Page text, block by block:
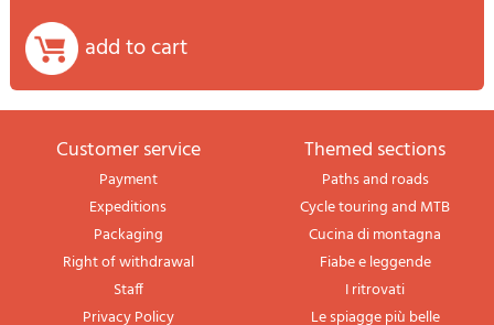
add to cart
Customer service
Payment
Expeditions
Packaging
Right of withdrawal
Staff
Privacy Policy
themed sections
Paths and roads
Cycle touring and MTB
Cucina di montagna
Fiabe e leggende
I ritrovati
Le spiagge più belle